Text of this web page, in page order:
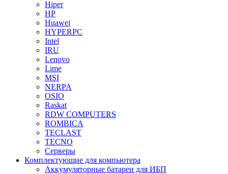
Hiper
HP
Huawei
HYPERPC
Intel
IRU
Lenovo
Lime
MSI
NERPA
OSIO
Raskat
RDW COMPUTERS
ROMBICA
TECLAST
TECNO
Серверы
Комплектующие для компьютера
Аккумуляторные батареи для ИБП